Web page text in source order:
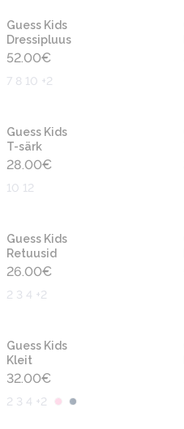
Guess Kids
Dressipluus
52.00€
7 8 10 +2
Guess Kids
T-särk
28.00€
10 12
Guess Kids
Retuusid
26.00€
2 3 4 +2
Guess Kids
Kleit
32.00€
2 3 4 +2